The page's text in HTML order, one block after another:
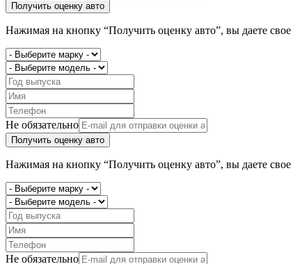
Получить оценку авто
Нажимая на кнопку “Получить оценку авто”, вы даете свое
Не обязательно
Получить оценку авто
Нажимая на кнопку “Получить оценку авто”, вы даете свое
Не обязательно